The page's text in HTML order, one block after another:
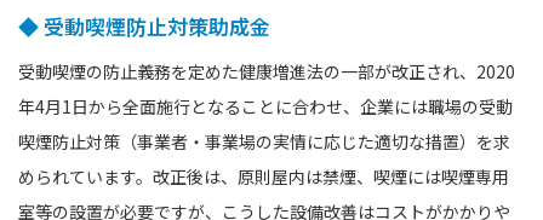
◆ 受動喫煙防止対策助成金
受動喫煙の防止義務を定めた健康増進法の一部が改正され、2020
年4月1日から全面施行となることに合わせ、企業には職場の受動
喫煙防止対策（事業者・事業場の実情に応じた適切な措置）を求
められています。改正後は、原則屋内は禁煙、喫煙には喫煙専用
室等の設置が必要ですが、こうした設備改善はコストがかかりや